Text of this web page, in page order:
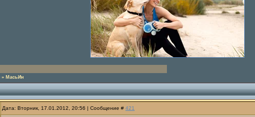
» МасьИн
Дата: Вторник, 17.01.2012, 20:56 | Сообщение # 421